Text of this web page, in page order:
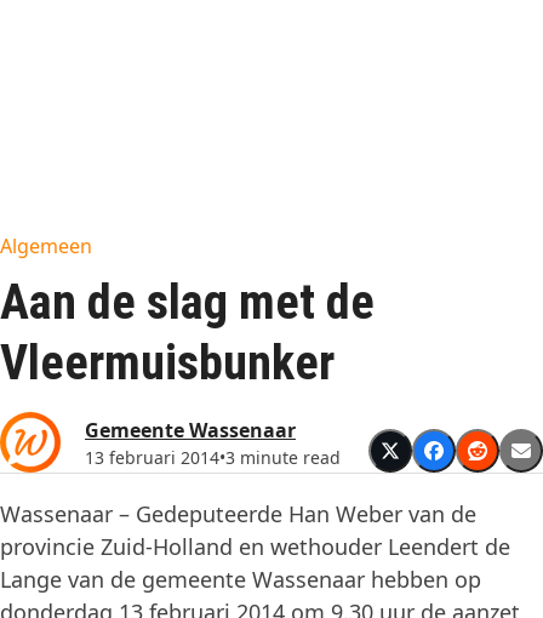
Algemeen
Aan de slag met de
Vleermuisbunker
Gemeente Wassenaar
13 februari 2014•3 minute read
Wassenaar – Gedeputeerde Han Weber van de
provincie Zuid-Holland en wethouder Leendert de
Lange van de gemeente Wassenaar hebben op
donderdag 13 februari 2014 om 9.30 uur de aanzet